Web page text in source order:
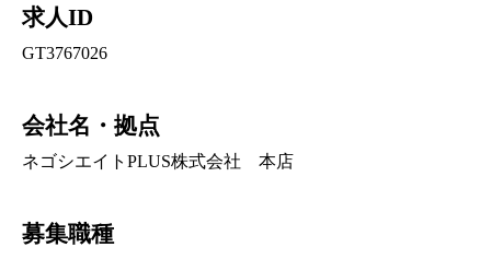
求人ID
GT3767026
会社名・拠点
ネゴシエイトPLUS株式会社 本店
募集職種